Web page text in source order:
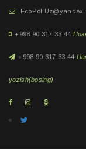
+998 90 317 33 44
+998 90 317 33 44
yozish(bosing)